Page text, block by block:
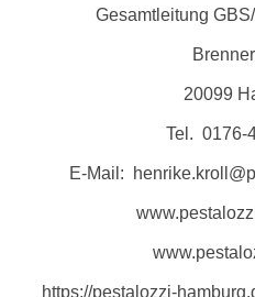
Gesamtleitung
20099
Tel. 0176-
E-Mail:
https://pestalozzi-